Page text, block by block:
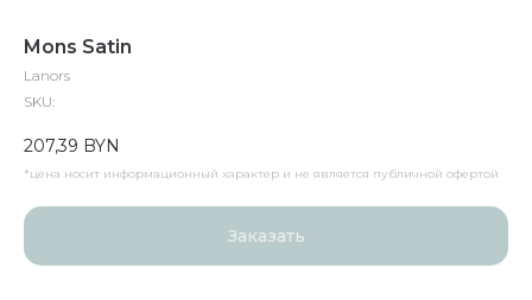
Mons Satin
Lanors
SKU:
207,39 BYN
*цена носит информационный характер и не является публичной офертой
Заказать